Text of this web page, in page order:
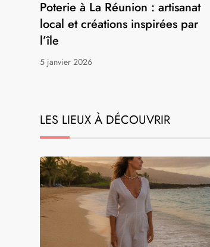
LES INFORMATIONS ET
Poterie à La Réunion : artisanat
local et créations inspirées par
l’île